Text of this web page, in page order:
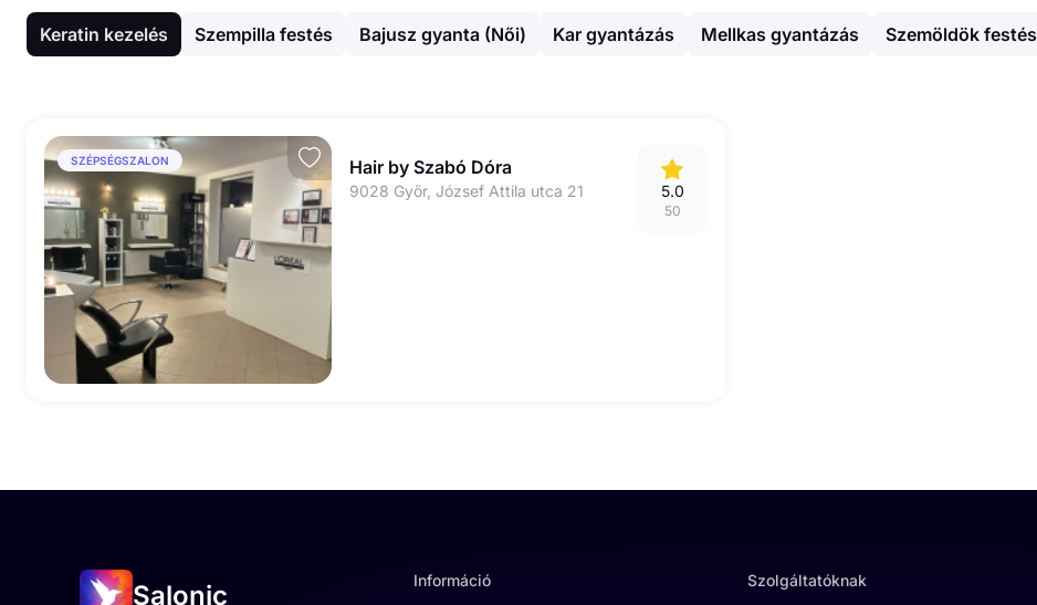
Keratin kezelés Szempilla festés Bajusz gyanta (Női) Kar gyantázás Mellkas gyantázás Szemöldök festés
SZÉPSÉGSZALON Hair by Szabó Dóra
9028 Győr, József Attila utca 21 5.0
50
Salonic Információ Szolgáltatóknak